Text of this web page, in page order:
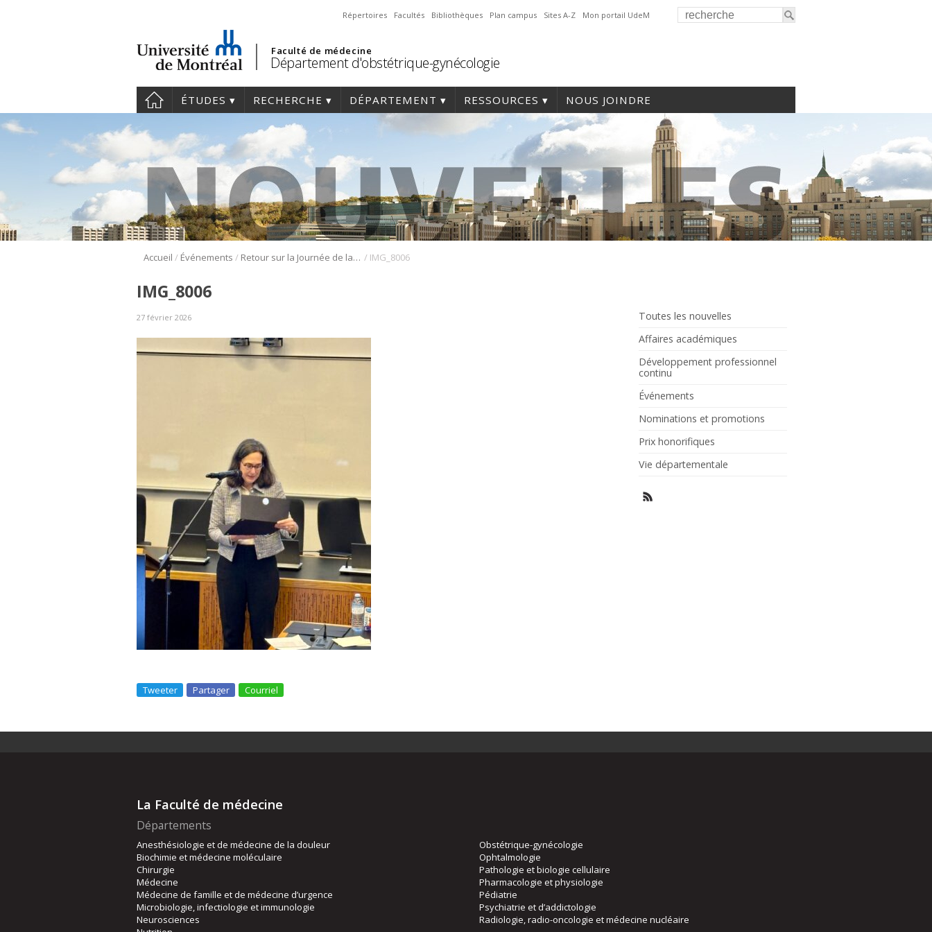
Répertoires Facultés Bibliothèques Plan campus Sites A-Z Mon portail UdeM
Faculté de médecine
Département d'obstétrique-gynécologie
ÉTUDES RECHERCHE DÉPARTEMENT RESSOURCES NOUS JOINDRE
Accueil / Événements / Retour sur la Journée de la recherche 2025 / IMG_8006
Toutes les nouvelles
Affaires académiques
Développement professionnel
continu
Événements
Nominations et promotions
Prix honorifiques
Vie départementale
IMG_8006
27 février 2026
Tweeter Partager Courriel
La Faculté de médecine
Départements
Anesthésiologie et de médecine de la douleur
Biochimie et médecine moléculaire
Chirurgie
Médecine
Médecine de famille et de médecine d’urgence
Microbiologie, infectiologie et immunologie
Neurosciences
Obstétrique-gynécologie
Ophtalmologie
Pathologie et biologie cellulaire
Pharmacologie et physiologie
Pédiatrie
Psychiatrie et d’addictologie
Radiologie, radio-oncologie et médecine nucléaire